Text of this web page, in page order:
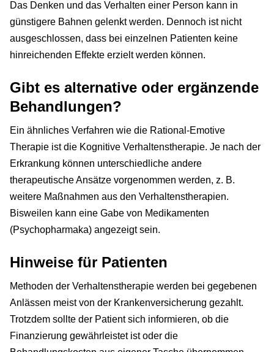
Das Denken und das Verhalten einer Person kann in
günstigere Bahnen gelenkt werden. Dennoch ist nicht
ausgeschlossen, dass bei einzelnen Patienten keine
hinreichenden Effekte erzielt werden können.
Gibt es alternative oder ergänzende
Behandlungen?
Ein ähnliches Verfahren wie die Rational-Emotive
Therapie ist die Kognitive Verhaltenstherapie. Je nach der
Erkrankung können unterschiedliche andere
therapeutische Ansätze vorgenommen werden, z. B.
weitere Maßnahmen aus den Verhaltenstherapien.
Bisweilen kann eine Gabe von Medikamenten
(Psychopharmaka) angezeigt sein.
Hinweise für Patienten
Methoden der Verhaltenstherapie werden bei gegebenen
Anlässen meist von der Krankenversicherung gezahlt.
Trotzdem sollte der Patient sich informieren, ob die
Finanzierung gewährleistet ist oder die